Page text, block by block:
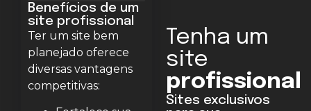
Tenha um
site
profissional
Sites exclusivos
Benefícios de um
site profissional
Ter um site bem
planejado oferece
diversas vantagens
competitivas: